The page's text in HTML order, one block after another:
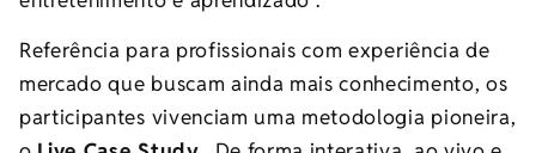
Referência para profissionais com experiência de
mercado que buscam ainda mais conhecimento, os
participantes vivenciam uma metodologia pioneira,